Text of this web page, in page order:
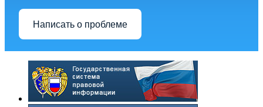
Написать о проблеме